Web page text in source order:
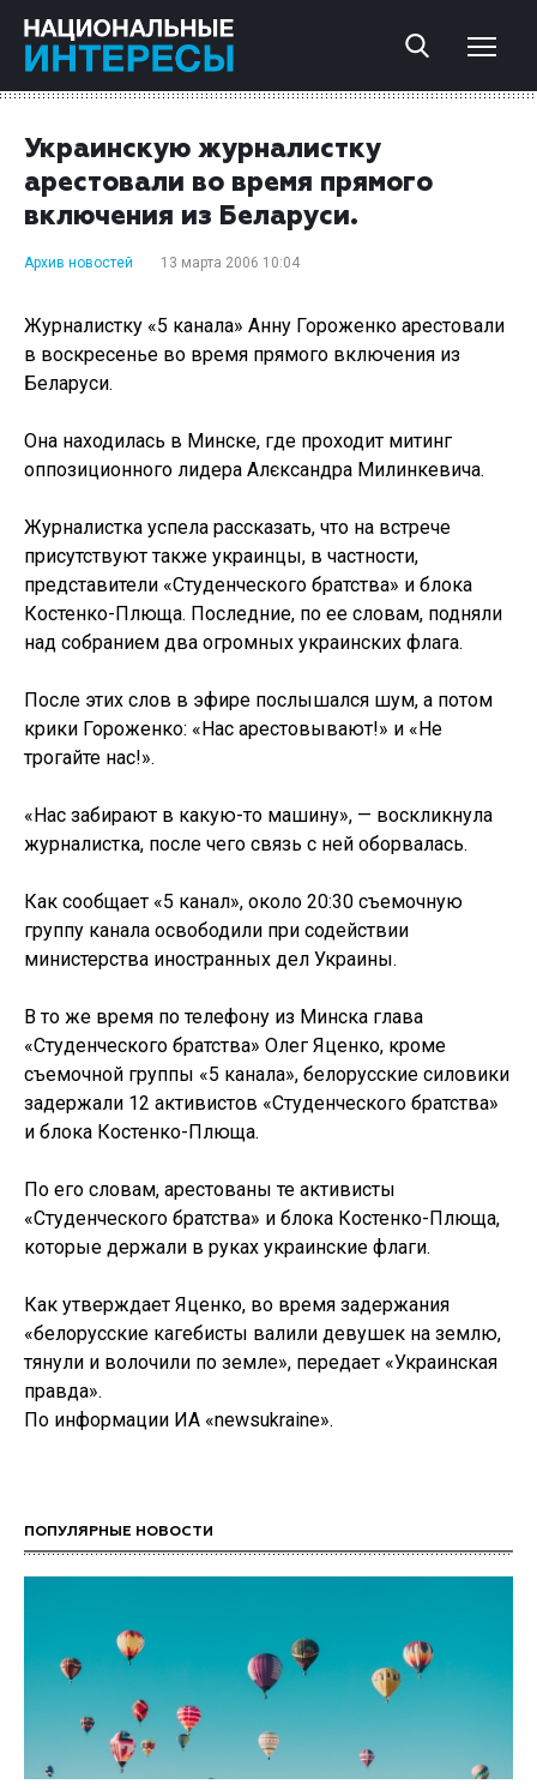
Украинскую журналистку
арестовали во время прямого
включения из Беларуси.
Архив новостей 13 марта 2006 10:04
Журналистку «5 канала» Анну Гороженко арестовали
в воскресенье во время прямого включения из
Беларуси.
Она находилась в Минске, где проходит митинг
оппозиционного лидера Алєксандра Милинкевича.
Журналистка успела рассказать, что на встрече
присутствуют также украинцы, в частности,
представители «Студенческого братства» и блока
Костенко-Плюща. Последние, по ее словам, подняли
над собранием два огромных украинских флага.
После этих слов в эфире послышался шум, а потом
крики Гороженко: «Нас арестовывают!» и «Не
трогайте нас!».
«Нас забирают в какую-то машину», — воскликнула
журналистка, после чего связь с ней оборвалась.
Как сообщает «5 канал», около 20:30 съемочную
группу канала освободили при содействии
министерства иностранных дел Украины.
В то же время по телефону из Минска глава
«Студенческого братства» Олег Яценко, кроме
съемочной группы «5 канала», белорусские силовики
задержали 12 активистов «Студенческого братства»
и блока Костенко-Плюща.
По его словам, арестованы те активисты
«Студенческого братства» и блока Костенко-Плюща,
которые держали в руках украинские флаги.
Как утверждает Яценко, во время задержания
«белорусские кагебисты валили девушек на землю,
тянули и волочили по земле», передает «Украинская
правда».
По информации ИА «newsukraine».
ПОПУЛЯРНЫЕ НОВОСТИ